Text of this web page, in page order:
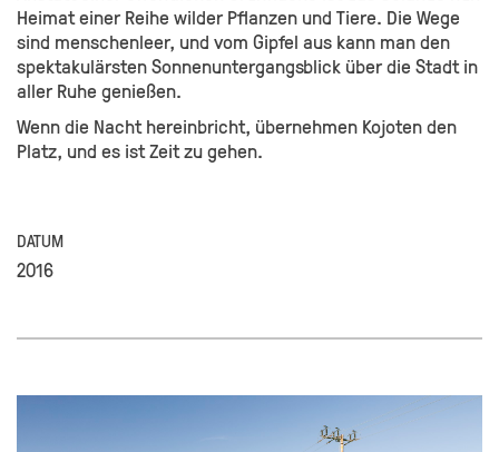
Heimat einer Reihe wilder Pflanzen und Tiere. Die Wege
sind menschenleer, und vom Gipfel aus kann man den
spektakulärsten Sonnenuntergangsblick über die Stadt in
aller Ruhe genießen.
Wenn die Nacht hereinbricht, übernehmen Kojoten den
Platz, und es ist Zeit zu gehen.
DATUM
2016